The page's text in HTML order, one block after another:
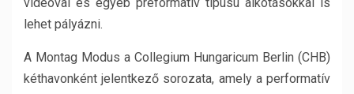
lehet pályázni.
A Montag Modus a Collegium Hungaricum Berlin (CHB)
kéthavonként jelentkező sorozata, amely a performatív